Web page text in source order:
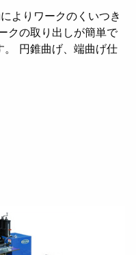
よりワークのくいつき
クの取り出しが簡単で
。 円錐曲げ、端曲げ仕